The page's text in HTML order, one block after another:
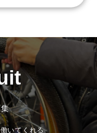
いてくれる